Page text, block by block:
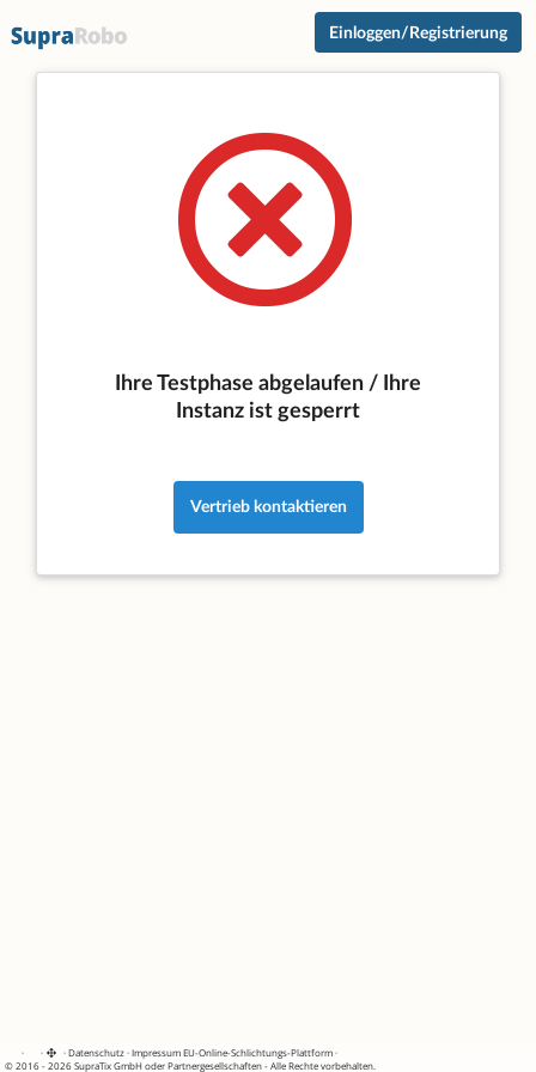
Einloggen/Registrierung
Ihre Testphase abgelaufen / Ihre
Instanz ist gesperrt
Vertrieb kontaktieren
· · ·Datenschutz·Impressum EU-Online-Schlichtungs-Plattform·
© 2016 - 2026 SupraTix GmbH oder Partnergesellschaften - Alle Rechte vorbehalten.